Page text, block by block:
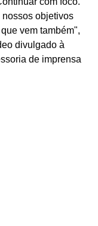
nossos objetivos
vem também",
divulgado à
de imprensa